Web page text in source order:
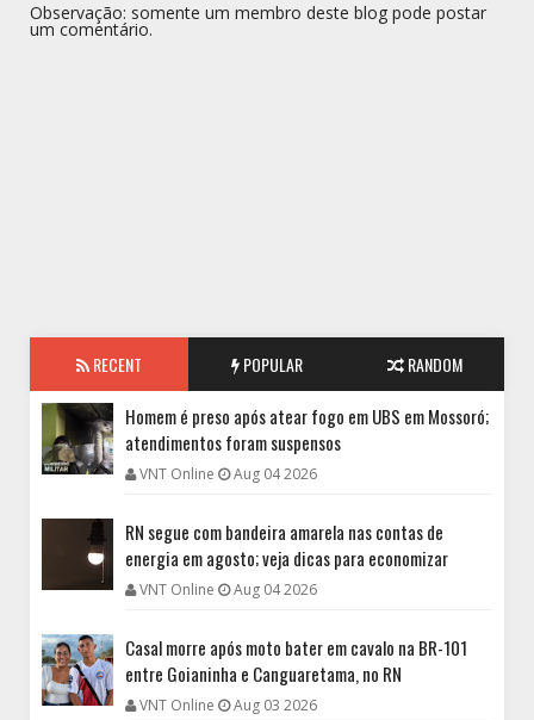
Observação: somente um membro deste blog pode postar
um comentário.
RECENT POPULAR RANDOM
Homem é preso após atear fogo em UBS em Mossoró;
atendimentos foram suspensos
VNT Online Aug 04 2026
RN segue com bandeira amarela nas contas de
energia em agosto; veja dicas para economizar
VNT Online Aug 04 2026
Casal morre após moto bater em cavalo na BR-101
entre Goianinha e Canguaretama, no RN
VNT Online Aug 03 2026